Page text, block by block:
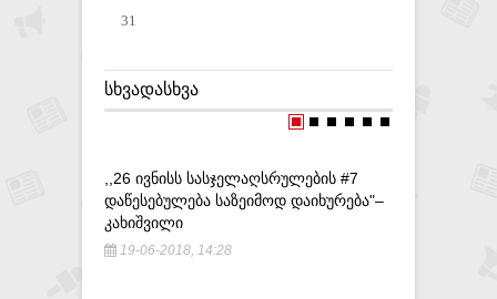
31
ᲡᲮᲕᲐᲓᲐᲡᲮᲕᲐ
,,26 ᲘᲕᲜᲘᲡᲡ ᲡᲐᲡᲯᲔᲚᲐᲦᲡᲠᲣᲚᲔᲑᲘᲡ #7
ᲓᲐᲬᲔᲡᲔᲑᲣᲚᲔᲑᲐ ᲡᲐᲖᲔᲘᲛᲝᲓ ᲓᲐᲘᲮᲣᲠᲔᲑᲐ"–
ᲙᲐᲮᲘᲨᲕᲘᲚᲘ
19-06-2018, 14:28